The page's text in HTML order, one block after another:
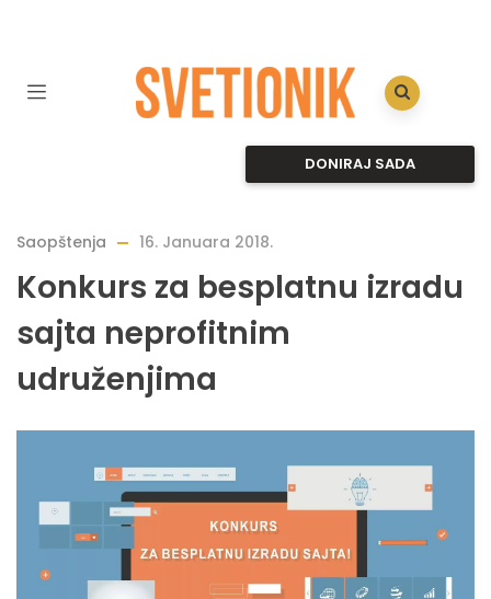
DONIRAJ SADA
Saopštenja 16. Januara 2018.
Konkurs za besplatnu izradu
sajta neprofitnim
udruženjima